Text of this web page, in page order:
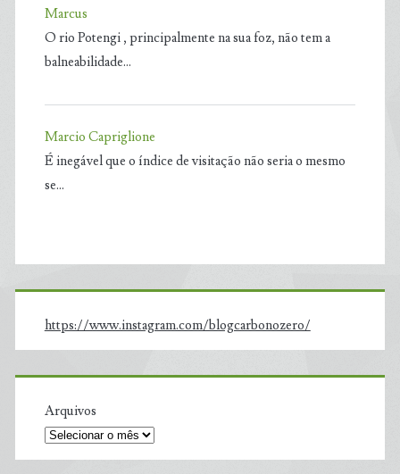
Marcus
O rio Potengi , principalmente na sua foz, não tem a
balneabilidade…
Marcio Capriglione
É inegável que o índice de visitação não seria o mesmo
se…
https://www.instagram.com/blogcarbonozero/
Arquivos